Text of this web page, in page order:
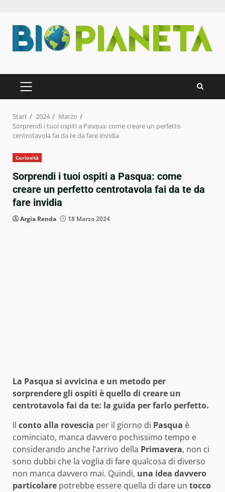
Inhalt
springen
PRIMÄRES
MENÜ
Start 2024
Marzo
Sorprendi i tuoi ospiti a Pasqua: come creare un perfetto
centrotavola fai da te da fare invidia
Curiosità
Sorprendi i tuoi ospiti a Pasqua: come
creare un perfetto centrotavola fai da te da
fare invidia
Argia Renda 18 Marzo 2024
La Pasqua si avvicina e un metodo per
sorprendere gli ospiti è quello di creare un
centrotavola fai da te: la guida per farlo perfetto.
Il conto alla rovescia per il giorno di Pasqua è
cominciato, manca davvero pochissimo tempo e
considerando anche l’arrivo della Primavera, non ci
sono dubbi che la voglia di fare qualcosa di diverso
non manca davvero mai. Quindi, una idea davvero
particolare potrebbe essere quella di dare un tocco